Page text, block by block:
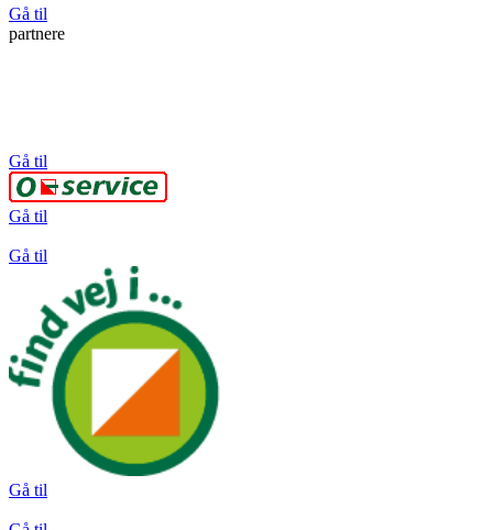
Gå til
partnere
Gå til
Gå til
Gå til
Gå til